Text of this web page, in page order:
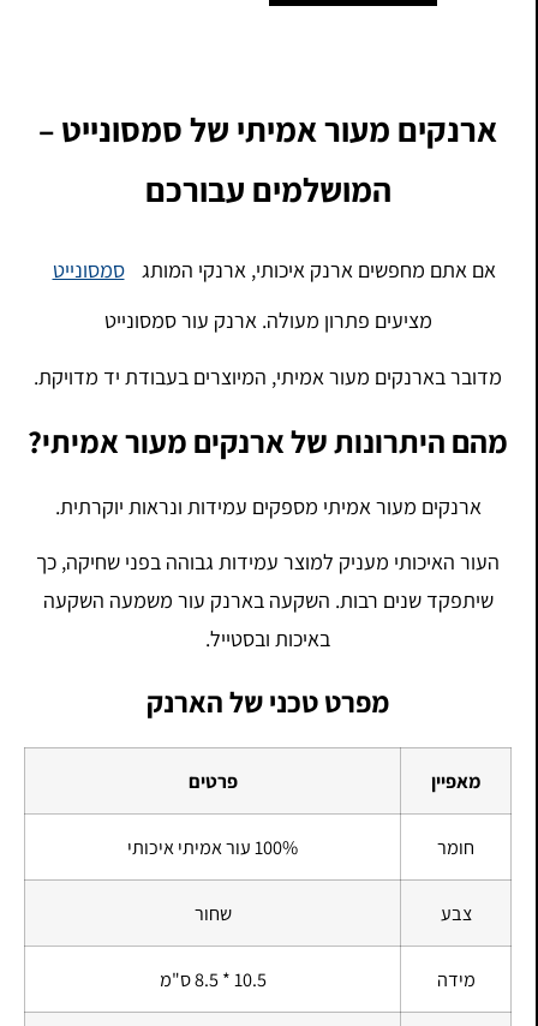
ארנקים מעור אמיתי של סמסונייט –
המושלמים עבורכם
אם אתם מחפשים ארנק איכותי, ארנקי המותג
סמסונייט
מציעים פתרון מעולה. ארנק עור סמסונייט
מדובר בארנקים מעור אמיתי, המיוצרים בעבודת יד מדויקת.
מהם היתרונות של ארנקים מעור אמיתי?
ארנקים מעור אמיתי מספקים עמידות ונראות יוקרתית.
העור האיכותי מעניק למוצר עמידות גבוהה בפני שחיקה, כך
שיתפקד שנים רבות. השקעה בארנק עור משמעה השקעה
באיכות ובסטייל.
מפרט טכני של הארנק
מאפיין פרטים
חומר 100% עור אמיתי איכותי
צבע שחור
מידה 10.5 * 8.5 ס"מ